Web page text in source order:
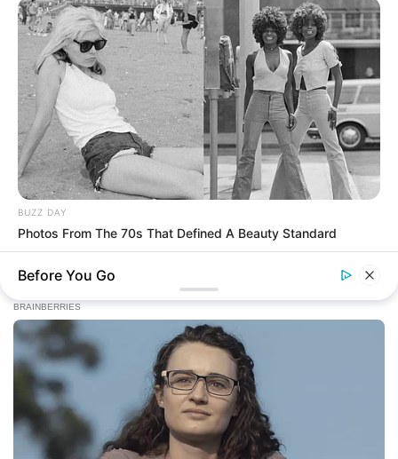
BUZZ DAY
Photos From The 70s That Defined A Beauty Standard
Before You Go